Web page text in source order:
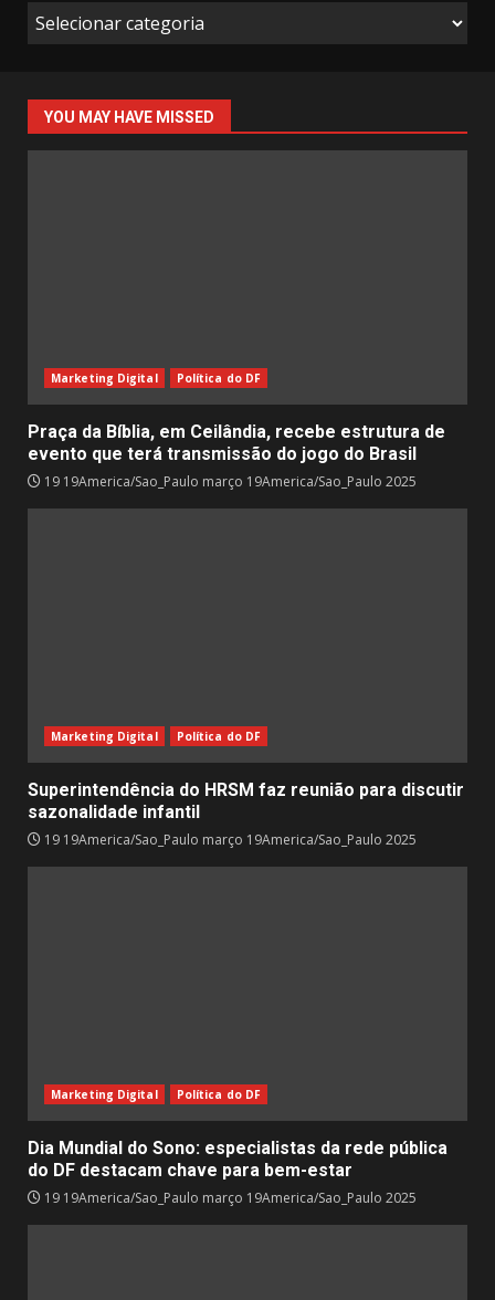
Jornada
Pública
YOU MAY HAVE MISSED
Marketing Digital Política do DF
Praça da Bíblia, em Ceilândia, recebe estrutura de
evento que terá transmissão do jogo do Brasil
19 19America/Sao_Paulo março 19America/Sao_Paulo 2025
Marketing Digital Política do DF
Superintendência do HRSM faz reunião para discutir
sazonalidade infantil
19 19America/Sao_Paulo março 19America/Sao_Paulo 2025
Marketing Digital Política do DF
Dia Mundial do Sono: especialistas da rede pública
do DF destacam chave para bem-estar
19 19America/Sao_Paulo março 19America/Sao_Paulo 2025